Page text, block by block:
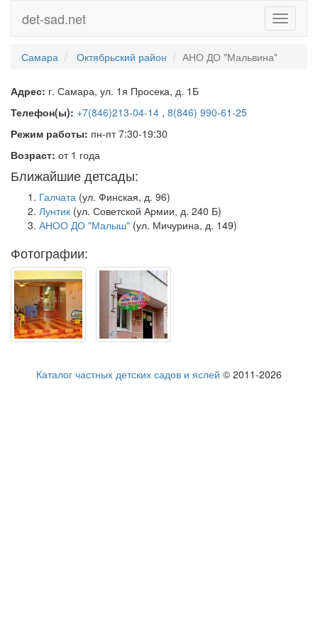
Toggle
det-sad.net
Самара Октябрьский район АНО ДО "Мальвина"
Адрес: г. Самара, ул. 1я Просека, д. 1Б
Телефон(ы): +7(846)213-04-14 , 8(846) 990-61-25
Режим работы: пн-пт 7:30-19:30
Возраст: от 1 года
Ближайшие детсады:
Галчата (ул. Финская, д. 96)
Лунтик (ул. Советской Армии, д. 240 Б)
АНОО ДО "Малыш" (ул. Мичурина, д. 149)
Фотографии:
Каталог частных детских садов и яслей © 2011-2026